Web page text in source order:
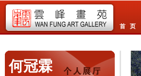
首 页
何冠霖